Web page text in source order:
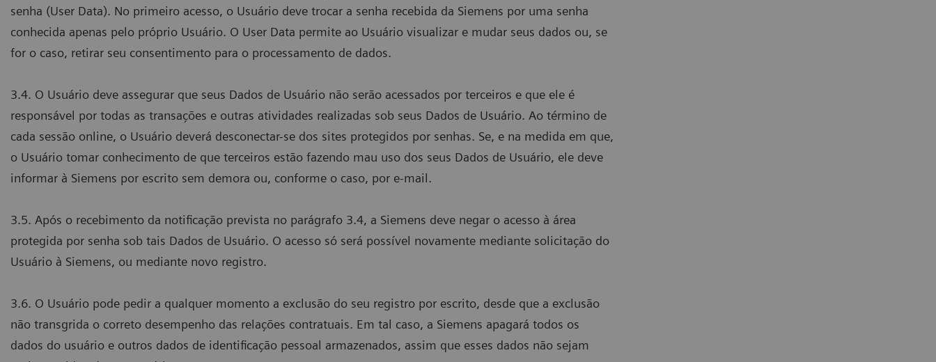
senha (User Data). No primeiro acesso, o Usuário deve trocar a senha recebida da Siemens por uma senha
conhecida apenas pelo próprio Usuário. O User Data permite ao Usuário visualizar e mudar seus dados ou, se
for o caso, retirar seu consentimento para o processamento de dados.
3.4. O Usuário deve assegurar que seus Dados de Usuário não serão acessados por terceiros e que ele é
responsável por todas as transações e outras atividades realizadas sob seus Dados de Usuário. Ao término de
cada sessão online, o Usuário deverá desconectar-se dos sites protegidos por senhas. Se, e na medida em que,
o Usuário tomar conhecimento de que terceiros estão fazendo mau uso dos seus Dados de Usuário, ele deve
informar à Siemens por escrito sem demora ou, conforme o caso, por e-mail.
3.5. Após o recebimento da notificação prevista no parágrafo 3.4, a Siemens deve negar o acesso à área
protegida por senha sob tais Dados de Usuário. O acesso só será possível novamente mediante solicitação do
Usuário à Siemens, ou mediante novo registro.
3.6. O Usuário pode pedir a qualquer momento a exclusão do seu registro por escrito, desde que a exclusão
não transgrida o correto desempenho das relações contratuais. Em tal caso, a Siemens apagará todos os
dados do usuário e outros dados de identificação pessoal armazenados, assim que esses dados não sejam